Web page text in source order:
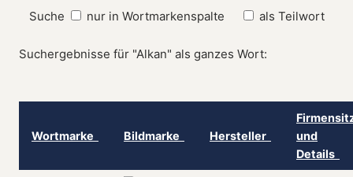
Suche nur in Wortmarkenspalte als Teilwort
Suchergebnisse für "Alkan" als ganzes Wort:
Wortmarke Bildmarke Hersteller
und
Details